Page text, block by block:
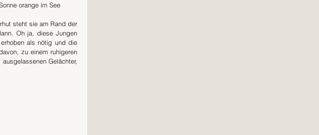
orange im See
steht sie am Rand der
Oh ja, diese Jungen
als nötig und die
zu einem ruhigeren
Gelächter,